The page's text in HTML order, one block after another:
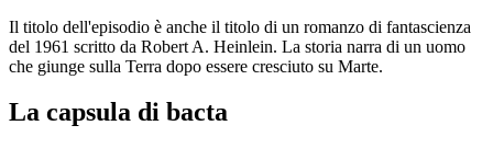
Il titolo dell'episodio è anche il titolo di un romanzo di fantascienza
del 1961 scritto da Robert A. Heinlein. La storia narra di un uomo
che giunge sulla Terra dopo essere cresciuto su Marte.
La capsula di bacta